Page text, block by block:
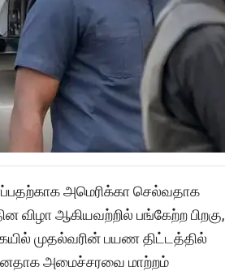
அமெரிக்கா செல்வதாக
விழா ஆகியவற்றில் பங்கேற்ற பிறகு,
முதல்வரின் பயண திட்டத்தில்
அமைச்சரவை மாற்றம்